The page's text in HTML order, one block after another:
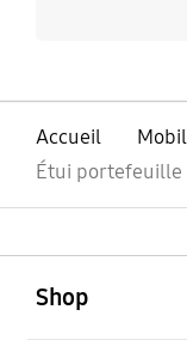
Accueil
Étui portefeuille
Shop